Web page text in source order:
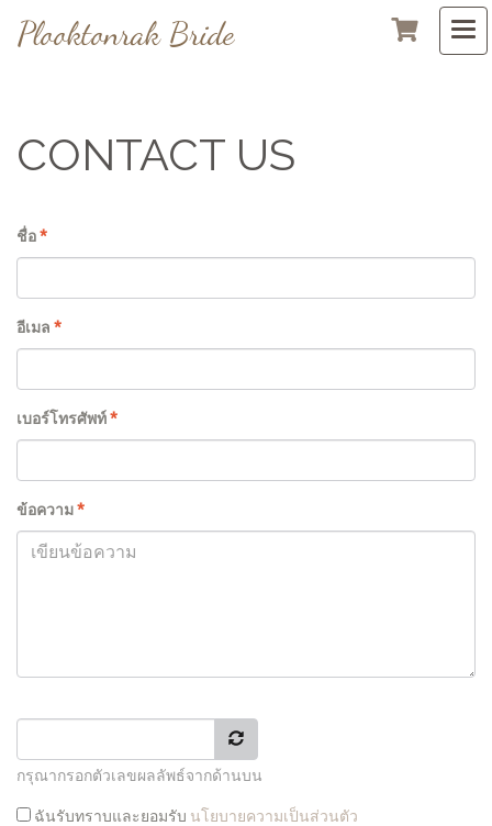
Plooktonrak Bride
CONTACT US
ชื่อ*
อีเมล *
เบอร์โทรศัพท์*
ข้อความ*
กรุณากรอกตัวเลขผลลัพธ์จากด้านบน
ฉันรับทราบและยอมรับ นโยบายความเป็นส่วนตัว